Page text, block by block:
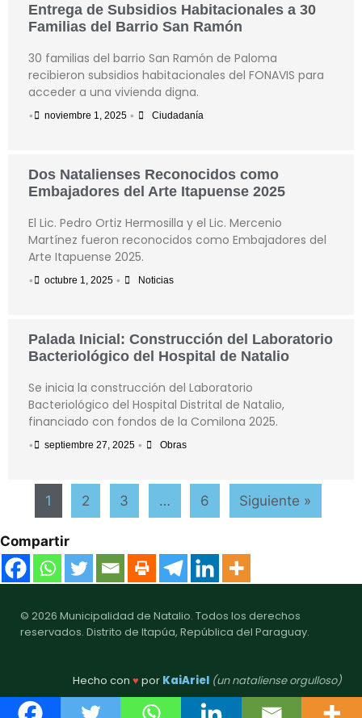
Entrega de Subsidios Habitacionales a 30
Familias del Barrio San Ramón
30 familias del barrio San Ramón de Paloma
recibieron subsidios habitacionales del FONAVIS para
acceder a una vivienda digna.
• noviembre 1, 2025 • Ciudadanía
Dos Natalienses Reconocidos como
Embajadores del Arte Itapuense 2025
El Lic. Pedro Ortiz Hermosilla y el Lic. Mercenio
Martínez fueron reconocidos como Embajadores del
Arte Itapuense 2025.
• octubre 1, 2025 • Noticias
Palada Inicial: Construcción del Laboratorio
Bacteriológico del Hospital de Natalio
Se inicia la construcción del Laboratorio
Bacteriológico del Hospital Distrital de Natalio,
financiado con fondos de la Comilona 2025.
• septiembre 27, 2025 • Obras
1 2 3 … 6 Siguiente »
Compartir
© 2026 Municipalidad de Natalio. Todos los derechos
reservados. Distrito de Itapúa, República del Paraguay.
Hecho con ♥ por KaiAriel (un nataliense orgulloso)